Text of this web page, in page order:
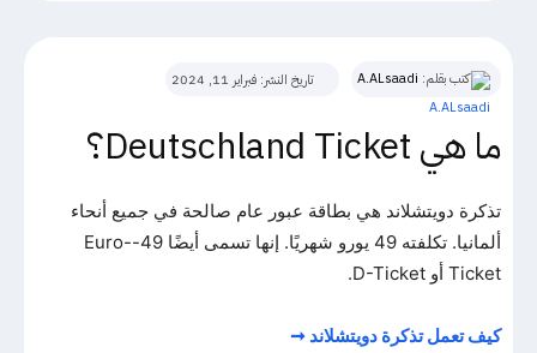
كتب بقلم: A.ALsaadi تاريخ النشر: فبراير 11, 2024
ما هي Deutschland Ticket؟
تذكرة دويتشلاند هي بطاقة عبور عام صالحة في جميع أنحاء
ألمانيا. تكلفته 49 يورو شهريًا. إنها تسمى أيضًا 49-Euro-
Ticket أو D-Ticket.
كيف تعمل تذكرة دويتشلاند ➞